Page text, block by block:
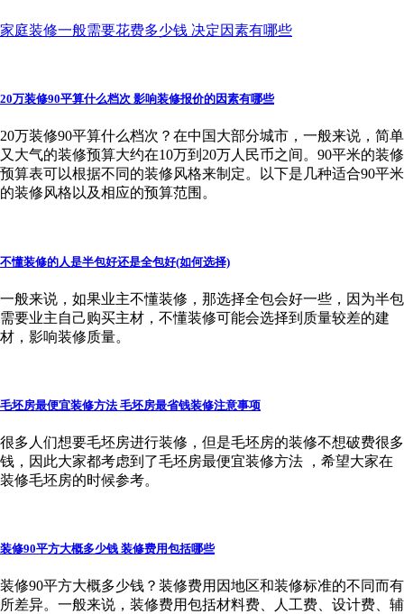
家庭装修一般需要花费多少钱 决定因素有哪些
20万装修90平算什么档次 影响装修报价的因素有哪些
20万装修90平算什么档次？在中国大部分城市，一般来说，简单
又大气的装修预算大约在10万到20万人民币之间。90平米的装修
预算表可以根据不同的装修风格来制定。以下是几种适合90平米
的装修风格以及相应的预算范围。
不懂装修的人是半包好还是全包好(如何选择)
一般来说，如果业主不懂装修，那选择全包会好一些，因为半包
需要业主自己购买主材，不懂装修可能会选择到质量较差的建
材，影响装修质量。
毛坯房最便宜装修方法 毛坯房最省钱装修注意事项
很多人们想要毛坯房进行装修，但是毛坯房的装修不想破费很多
钱，因此大家都考虑到了毛坯房最便宜装修方法 ，希望大家在
装修毛坯房的时候参考。
装修90平方大概多少钱 装修费用包括哪些
装修90平方大概多少钱？装修费用因地区和装修标准的不同而有
所差异。一般来说，装修费用包括材料费、人工费、设计费、辅